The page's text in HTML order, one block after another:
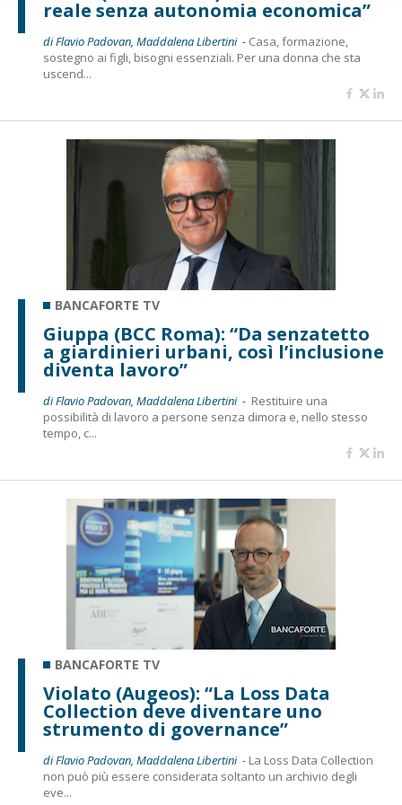
reale senza autonomia economica”
di Flavio Padovan, Maddalena Libertini - Casa, formazione,
sostegno ai figli, bisogni essenziali. Per una donna che sta
uscend...
BANCAFORTE TV
Giuppa (BCC Roma): “Da senzatetto
a giardinieri urbani, così l’inclusione
diventa lavoro”
di Flavio Padovan, Maddalena Libertini - Restituire una
possibilità di lavoro a persone senza dimora e, nello stesso
tempo, c...
BANCAFORTE TV
Violato (Augeos): “La Loss Data
Collection deve diventare uno
strumento di governance”
di Flavio Padovan, Maddalena Libertini - La Loss Data Collection
non può più essere considerata soltanto un archivio degli
eve...